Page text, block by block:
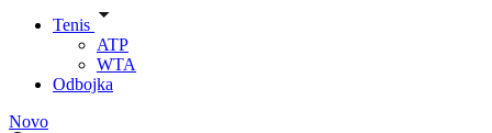
Tenis
ATP
WTA
Odbojka
Novo